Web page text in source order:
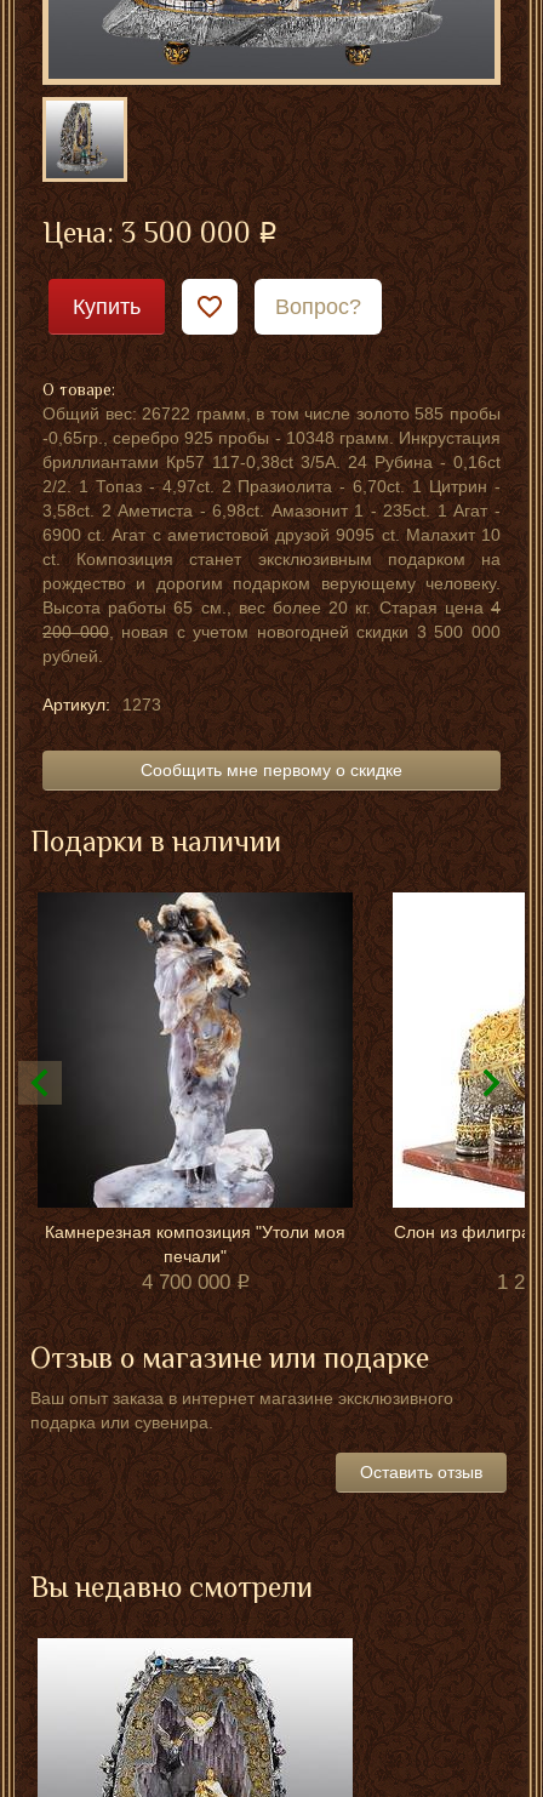
Цена:3 500 000
Купить Вопрос?
О товаре:
Общий вес: 26722 грамм, в том числе золото 585 пробы
-0,65гр., серебро 925 пробы - 10348 грамм. Инкрустация
бриллиантами Кр57 117-0,38ct 3/5А. 24 Рубина - 0,16ct
2/2. 1 Топаз - 4,97ct. 2 Празиолита - 6,70ct. 1 Цитрин -
3,58ct. 2 Аметиста - 6,98ct. Амазонит 1 - 235ct. 1 Агат -
6900 ct. Агат с аметистовой друзой 9095 ct. Малахит 10
ct. Композиция станет эксклюзивным подарком на
рождество и дорогим подарком верующему человеку.
Высота работы 65 см., вес более 20 кг. Старая цена4
200 000, новая с учетом новогодней скидки 3 500 000
рублей.
Артикул: 1273
Сообщить мне первому о скидке
Подарки в наличии
Камнерезная композиция "Утоли моя
печали"
4 700 000
Слон из
1
Отзыв о магазине или подарке
Ваш опыт заказа в интернет магазине эксклюзивного
подарка или сувенира.
Оставить отзыв
Вы недавно смотрели